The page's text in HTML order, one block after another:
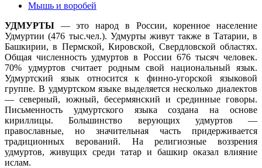
Мышь и воробей
УДМУРТЫ — это народ в России, коренное население
Удмуртии (476 тыс.чел.). Удмурты живут также в Татарии, в
Башкирии, в Пермской, Кировской, Свердловской областях.
Общая численность удмуртов в России 676 тысяч человек.
70% удмуртов считает родным свой национальный язык.
Удмуртский язык относится к финно-угорской языковой
группе. В удмуртском языке выделяется несколько диалектов
— северный, южный, бесермянский и срединные говоры.
Письменность удмуртского языка создана на основе
кириллицы. Большинство верующих удмуртов —
православные, но значительная часть придерживается
традиционных верований. На религиозные воззрения
удмуртов, живущих среди татар и башкир оказал влияние
ислам.